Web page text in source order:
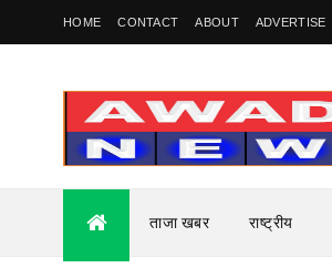
HOME CONTACT ABOUT ADVERTISE
ताजा खबर राष्ट्रीय